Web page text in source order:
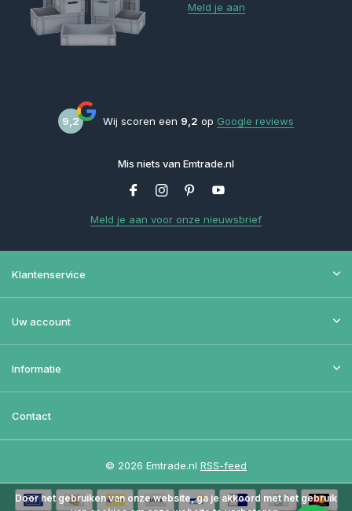
Meld je aan
9,2 Wij scoren een 9,2 op Google reviews
Mis niets van Emtrade.nl
Meld je aan voor onze nieuwsbrief
Klantenservice
Uw account
Informatie
Contact
© 2026 Emtrade.nl RSS-feed
Door het gebruiken van onze website, ga je akkoord met het gebruik